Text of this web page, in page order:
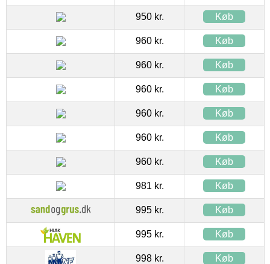
950 kr. Køb
960 kr. Køb
960 kr. Køb
960 kr. Køb
960 kr. Køb
960 kr. Køb
960 kr. Køb
981 kr. Køb
995 kr. Køb
995 kr. Køb
998 kr. Køb